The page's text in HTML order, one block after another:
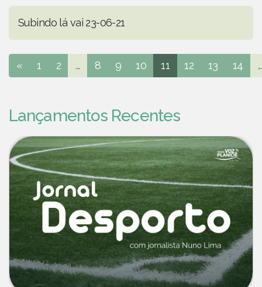
Subindo lá vai 23-06-21
« 1 2 ... 8 9 10 11 12 13 14 ...
Lançamentos Recentes